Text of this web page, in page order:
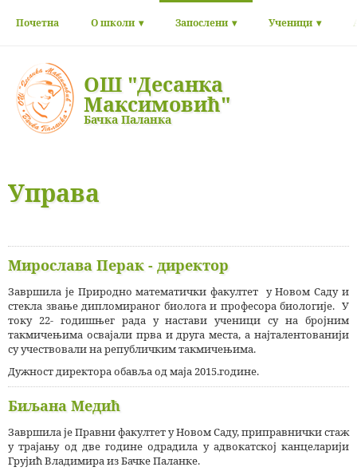
Почетна О школи Запослени Ученици
ОШ "Десанка
Максимовић"
Бачка Паланка
Управа
Мирослава Перак - директор
Завршила је Природно математички факултет у Новом Саду и
стекла звање дипломираног биолога и професора биологије. У
току 22- годишњег рада у настави ученици су на бројним
такмичењима освајали прва и друга места, а најталентованији
су учествовали на републичким такмичењима.
Дужност директора обавља од маја 2015.године.
Биљана Медић
Завршила је Правни факултет у Новом Саду, приправнички стаж
у трајању од две године одрадила у адвокатској канцеларији
Грујић Владимира из Бачке Паланке.